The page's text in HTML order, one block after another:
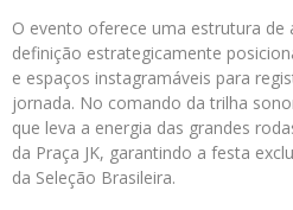
O evento oferece uma estrutura
definição estrategicamente
e espaços instagramáveis para
jornada. No comando da trilha
que leva a energia das grandes
da Praça JK, garantindo a festa
da Seleção Brasileira.